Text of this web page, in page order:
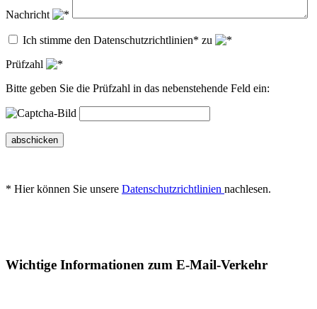
Nachricht
Ich stimme den Datenschutzrichtlinien* zu
Prüfzahl
Bitte geben Sie die Prüfzahl in das nebenstehende Feld ein:
abschicken
* Hier können Sie unsere Datenschutzrichtlinien nachlesen.
Wichtige Informationen zum E-Mail-Verkehr